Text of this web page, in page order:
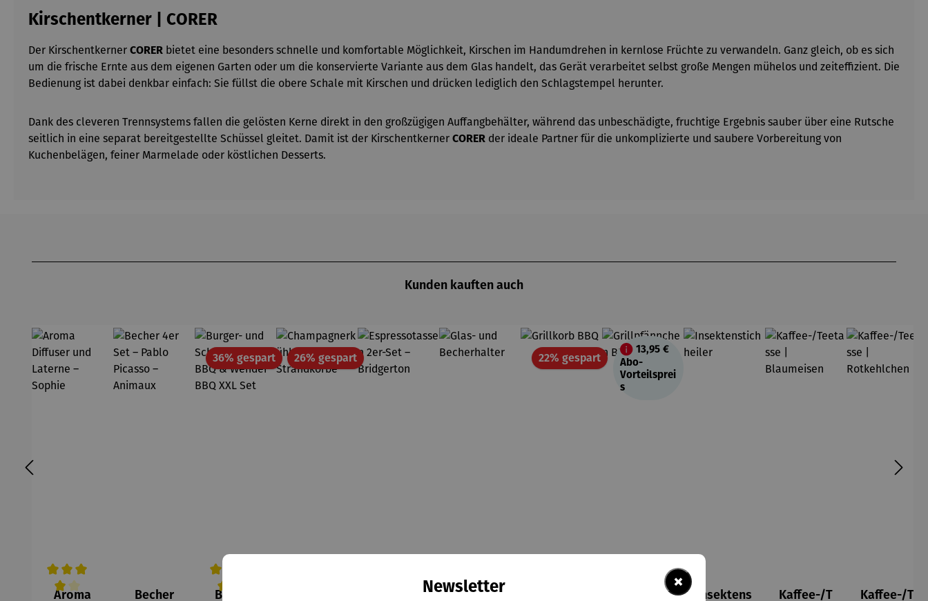
Kirschentkerner | CORER
Der Kirschentkerner CORER bietet eine besonders schnelle und komfortable Möglichkeit, Kirschen im Handumdrehen in kernlose Früchte zu verwandeln. Ganz gleich, ob es sich
um die frische Ernte aus dem eigenen Garten oder um die konservierte Variante aus dem Glas handelt, das Gerät verarbeitet selbst große Mengen mühelos und zeiteffizient. Die
Bedienung ist dabei denkbar einfach: Sie füllst die obere Schale mit Kirschen und drücken lediglich den Schlagstempel herunter.
Dank des cleveren Trennsystems fallen die gelösten Kerne direkt in den großzügigen Auffangbehälter, während das unbeschädigte, fruchtige Ergebnis sauber über eine Rutsche
seitlich in eine separat bereitgestellte Schüssel gleitet. Damit ist der Kirschentkerner CORER der ideale Partner für die unkomplizierte und saubere Vorbereitung von
Kuchenbelägen, feiner Marmelade oder köstlichen Desserts.
Kunden kauften auch
Aroma
Becher
36% gespartRabatt
Burger-
26% gespartRabatt
Espressot
Glas- und
22% gespartRabatt
13,95 €
Abo-
Vorteilsprei
s
Grillpfänn
Insektens
Kaffee-/T
Kaffee-/T
×
Newsletter